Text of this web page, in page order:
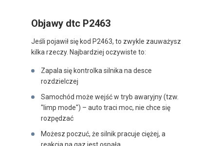
Objawy dtc P2463
Jeśli pojawił się kod P2463, to zwykle zauważysz
kilka rzeczy. Najbardziej oczywiste to:
Zapala się kontrolka silnika na desce
rozdzielczej
Samochód może wejść w tryb awaryjny (tzw.
"limp mode") – auto traci moc, nie chce się
rozpędzać
Możesz poczuć, że silnik pracuje ciężej, a